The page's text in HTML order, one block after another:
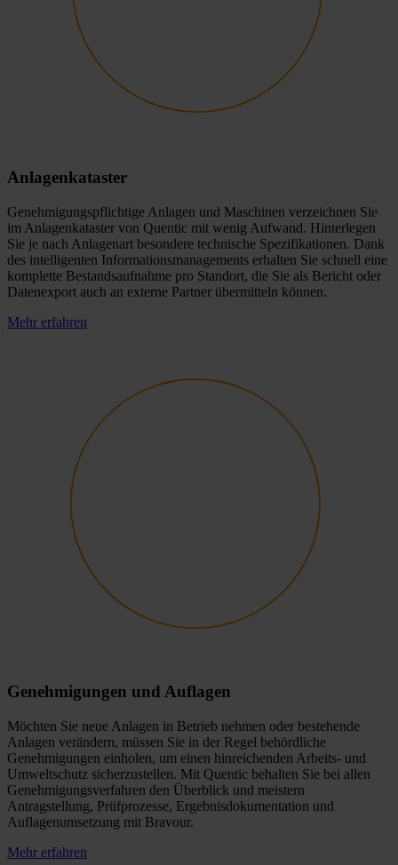
Anlagenkataster
Genehmigungspflichtige Anlagen und Maschinen verzeichnen Sie
im Anlagenkataster von Quentic mit wenig Aufwand. Hinterlegen
Sie je nach Anlagenart besondere technische Spezifikationen. Dank
des intelligenten Informationsmanagements erhalten Sie schnell eine
komplette Bestandsaufnahme pro Standort, die Sie als Bericht oder
Datenexport auch an externe Partner übermitteln können.
Mehr erfahren
Genehmigungen und Auflagen
Möchten Sie neue Anlagen in Betrieb nehmen oder bestehende
Anlagen verändern, müssen Sie in der Regel behördliche
Genehmigungen einholen, um einen hinreichenden Arbeits- und
Umweltschutz sicherzustellen. Mit Quentic behalten Sie bei allen
Genehmigungsverfahren den Überblick und meistern
Antragstellung, Prüfprozesse, Ergebnisdokumentation und
Auflagenumsetzung mit Bravour.
Mehr erfahren